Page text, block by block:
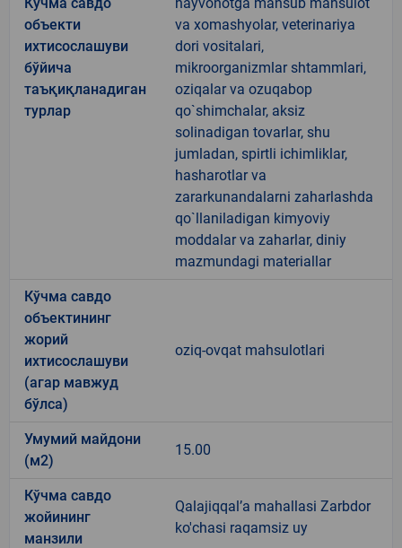
объекти
ихтисослашуви
бўйича
таъқиқланадиган
турлар
va xomashyolar, veterinariya
dori vositalari,
mikroorganizmlar shtammlari,
oziqalar va ozuqabop
qo`shimchalar, aksiz
solinadigan tovarlar, shu
jumladan, spirtli ichimliklar,
hasharotlar va
zararkunandalarni zaharlashda
qo`llaniladigan kimyoviy
moddalar va zaharlar, diniy
mazmundagi materiallar
Кўчма савдо
объектининг
жорий
ихтисослашуви
(агар мавжуд
бўлса)
oziq-ovqat mahsulotlari
Умумий майдони
(м2)
15.00
Кўчма савдо
жойининг
манзили
Qalajiqqal’a mahallasi Zarbdor
ko'chasi raqamsiz uy